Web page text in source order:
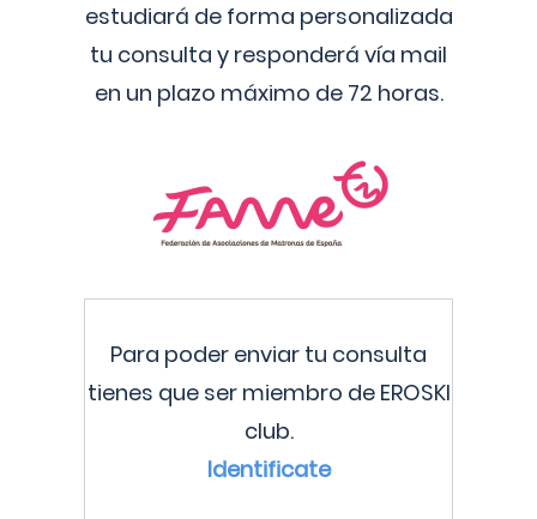
estudiará de forma personalizada
tu consulta y responderá vía mail
en un plazo máximo de 72 horas.
Para poder enviar tu consulta
tienes que ser miembro de EROSKI
club.
Identificate